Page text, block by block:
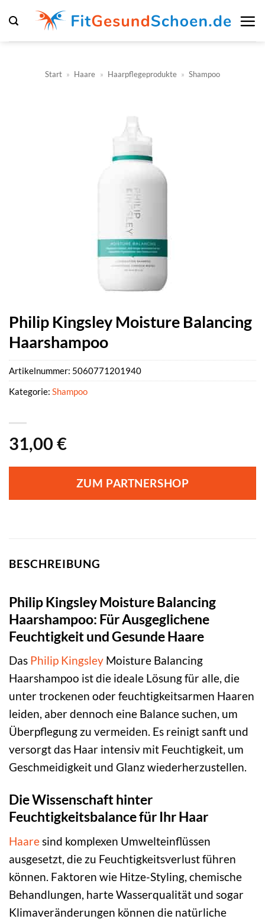
Inhalt
springen
Start » Haare » Haarpflegeprodukte » Shampoo
Philip Kingsley Moisture Balancing
Haarshampoo
31,00 €
ZUM PARTNERSHOP
Artikelnummer: 5060771201940
Kategorie: Shampoo
BESCHREIBUNG
Philip Kingsley Moisture Balancing
Haarshampoo: Für Ausgeglichene
Feuchtigkeit und Gesunde Haare
Das Philip Kingsley Moisture Balancing
Haarshampoo ist die ideale Lösung für alle, die
unter trockenen oder feuchtigkeitsarmen Haaren
leiden, aber dennoch eine Balance suchen, um
Überpflegung zu vermeiden. Es reinigt sanft und
versorgt das Haar intensiv mit Feuchtigkeit, um
Geschmeidigkeit und Glanz wiederherzustellen.
Die Wissenschaft hinter
Feuchtigkeitsbalance für Ihr Haar
Haare sind komplexen Umwelteinflüssen
ausgesetzt, die zu Feuchtigkeitsverlust führen
können. Faktoren wie Hitze-Styling, chemische
Behandlungen, harte Wasserqualität und sogar
Klimaveränderungen können die natürliche